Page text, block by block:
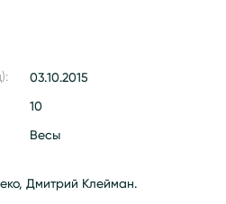
03.10.2015
10
Весы
Дмитрий Клейман.